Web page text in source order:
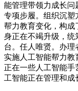
能管理带领力成长问
专项步履。组织沉塑
帮力教育变化，构成
身正在不竭升级，统
台。任人唯贤。办理
实施人工智能帮力
正在一些人工智能手
工智能正在管理和成